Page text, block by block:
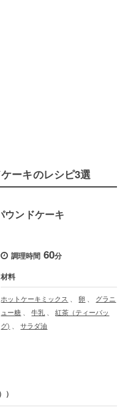
ーキのレシピ3選
ウンドケーキ
調理時間 60分
材料
ホットケーキミックス 卵
グラニ
ュー糖
、牛乳 、紅茶（ティーバッ
グ)
、サラダ油